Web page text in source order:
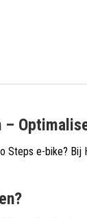
–
Steps e-bike?